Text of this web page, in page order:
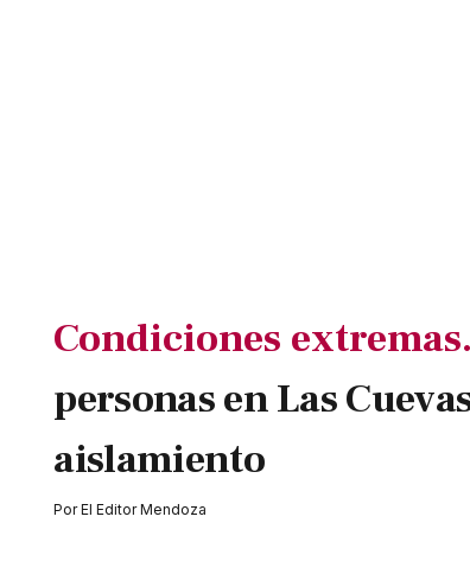
Condiciones extremas.
personas en Las
aislamiento
PorEl Editor Mendoza